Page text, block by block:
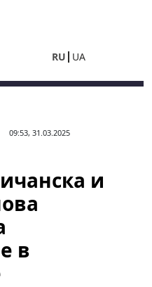
RU UA
09:53, 31.03.2025
и
в